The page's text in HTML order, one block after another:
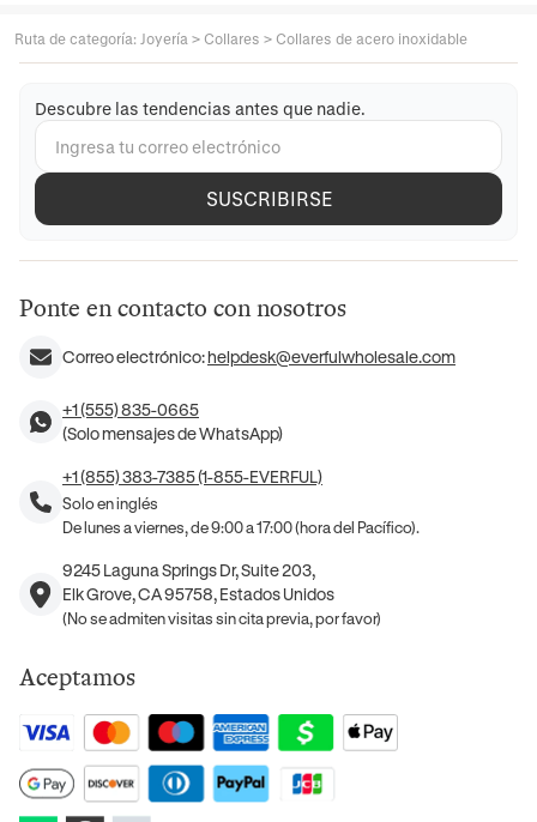
Ruta de categoría: Joyería > Collares > Collares de acero inoxidable
Descubre las tendencias antes que nadie.
SUSCRIBIRSE
Ponte en contacto con nosotros
Correo electrónico:helpdesk@everfulwholesale.com
+1 (555) 835-0665
(Solo mensajes de WhatsApp)
+1 (855) 383-7385 (1-855-EVERFUL)
Solo en inglés
De lunes a viernes, de 9:00 a 17:00 (hora del Pacífico).
9245 Laguna Springs Dr, Suite 203,
Elk Grove, CA 95758, Estados Unidos
(No se admiten visitas sin cita previa, por favor)
Aceptamos